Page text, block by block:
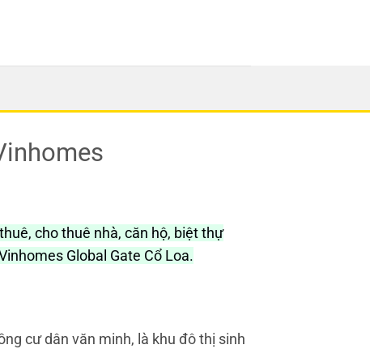
cho thuê nhà, căn hộ, biệt thự
Global Gate Cổ Loa.
cư dân văn minh, là khu đô thị sinh